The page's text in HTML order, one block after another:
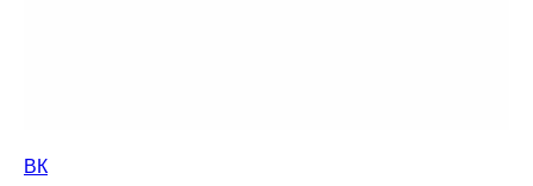
ВК